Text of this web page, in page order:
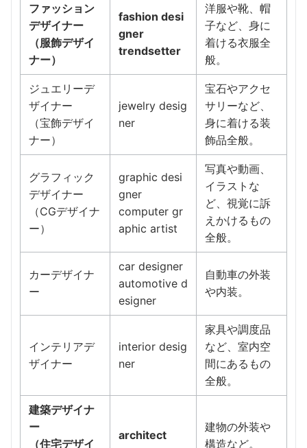
ファッション
デザイナー
（服飾デザイ
ナー）
fashion desi
gner
trendsetter
洋服や靴、帽
子など、身に
着ける衣服全
般。
ジュエリーデ
ザイナー
（宝飾デザイ
ナー）
jewelry desig
ner
宝石やアクセ
サリーなど、
身に着ける装
飾品全般。
グラフィック
デザイナー
（CGデザイナ
ー）
graphic desi
gner
computer gr
aphic artist
写真や動画、
イラストな
ど、視覚に訴
えかけるもの
全般。
カーデザイナ
ー
car designer
automotive d
esigner
自動車の外装
や内装。
インテリアデ
ザイナー
interior desig
ner
家具や調度品
など、室内空
間にあるもの
全般。
建築デザイナ
ー
（住宅デザイ
architect
建物の外装や
構造など。